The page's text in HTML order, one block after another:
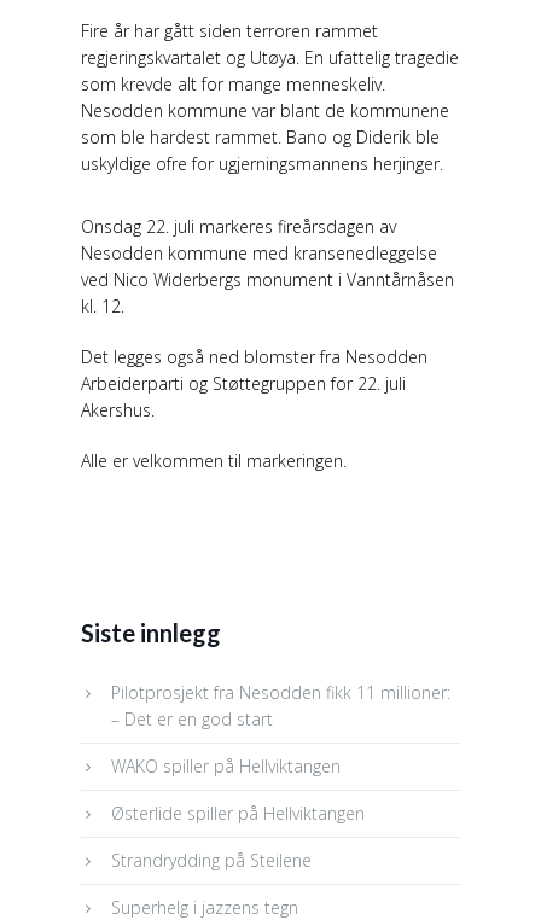
Fire år har gått siden terroren rammet
regjeringskvartalet og Utøya. En ufattelig tragedie
som krevde alt for mange menneskeliv.
Nesodden kommune var blant de kommunene
som ble hardest rammet. Bano og Diderik ble
uskyldige ofre for ugjerningsmannens herjinger.
Onsdag 22. juli markeres fireårsdagen av
Nesodden kommune med kransenedleggelse
ved Nico Widerbergs monument i Vanntårnåsen
kl. 12.
Det legges også ned blomster fra Nesodden
Arbeiderparti og Støttegruppen for 22. juli
Akershus.
Alle er velkommen til markeringen.
Siste innlegg
Pilotprosjekt fra Nesodden fikk 11 millioner:
– Det er en god start
WAKO spiller på Hellviktangen
Østerlide spiller på Hellviktangen
Strandrydding på Steilene
Superhelg i jazzens tegn